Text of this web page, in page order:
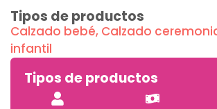
Tipos de productos
Calzado bebé, Calzado
infantil
Tipos de productos